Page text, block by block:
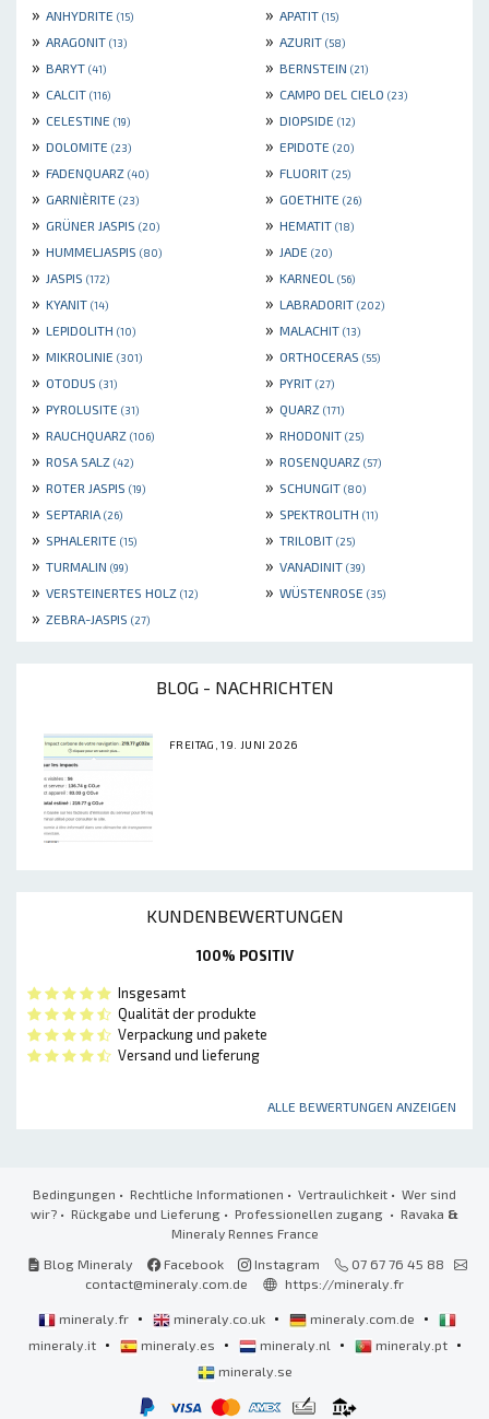
» ANHYDRITE (15) » APATIT (15)
» ARAGONIT (13) » AZURIT (58)
» BARYT (41) » BERNSTEIN (21)
» CALCIT (116) » CAMPO DEL CIELO (23)
» CELESTINE (19) » DIOPSIDE (12)
» DOLOMITE (23) » EPIDOTE (20)
» FADENQUARZ (40) » FLUORIT (25)
» GARNIÈRITE (23) » GOETHITE (26)
» GRÜNER JASPIS (20) » HEMATIT (18)
» HUMMELJASPIS (80) » JADE (20)
» JASPIS (172) » KARNEOL (56)
» KYANIT (14) » LABRADORIT (202)
» LEPIDOLITH (10) » MALACHIT (13)
» MIKROLINIE (301) » ORTHOCERAS (55)
» OTODUS (31) » PYRIT (27)
» PYROLUSITE (31) » QUARZ (171)
» RAUCHQUARZ (106) » RHODONIT (25)
» ROSA SALZ (42) » ROSENQUARZ (57)
» ROTER JASPIS (19) » SCHUNGIT (80)
» SEPTARIA (26) » SPEKTROLITH (11)
» SPHALERITE (15) » TRILOBIT (25)
» TURMALIN (99) » VANADINIT (39)
» VERSTEINERTES HOLZ (12) » WÜSTENROSE (35)
» ZEBRA-JASPIS (27)
BLOG - NACHRICHTEN
FREITAG, 19. JUNI 2026
KUNDENBEWERTUNGEN
100% POSITIV
Insgesamt
Qualität der produkte
Verpackung und pakete
Versand und lieferung
ALLE BEWERTUNGEN ANZEIGEN
Bedingungen • Rechtliche Informationen • Vertraulichkeit • Wer sind
wir? • Rückgabe und Lieferung • Professionellen zugang • Ravaka &
Mineraly Rennes France
Blog Mineraly
Facebook Instagram
07 67 76 45 88
contact@mineraly.com.de
https://mineraly.fr
mineraly.fr • mineraly.co.uk • mineraly.com.de •
mineraly.it • mineraly.es • mineraly.nl • mineraly.pt •
mineraly.se